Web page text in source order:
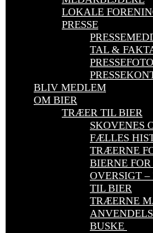
LOKALE
PRESSE
TAL &
PRESSEFOTO
BLIV MEDLEM
OM BIER
TRÆER TIL BIER
SKOVENES
FÆLLES
TRÆERNE
BIERNE
OVERSIGT
TIL BIER
TRÆERNE
BUSKE